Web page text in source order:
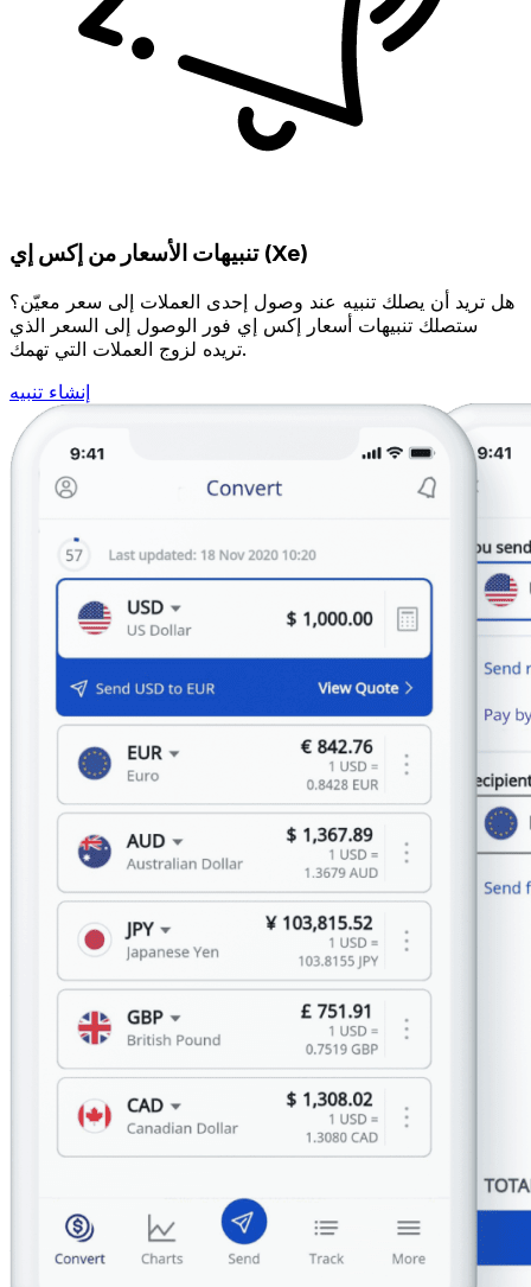
تنبيهات الأسعار من إكس إي (Xe)
هل تريد أن يصلك تنبيه عند وصول إحدى العملات إلى سعر معيّن؟
ستصلك تنبيهات أسعار إكس إي فور الوصول إلى السعر الذي
تريده لزوج العملات التي تهمك.
إنشاء تنبيه